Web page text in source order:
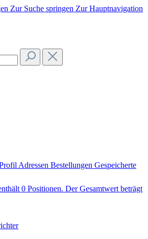
Zur Suche springen Zur Hauptnavigation
Adressen Bestellungen Gespeicherte
0 Positionen. Der Gesamtwert beträgt